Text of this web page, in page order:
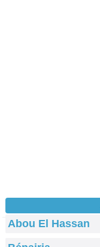
Abou El Hassan